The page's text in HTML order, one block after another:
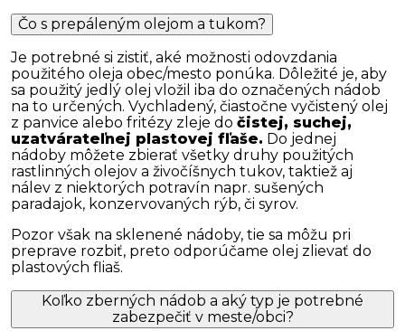
Čo s prepáleným olejom a tukom?
Je potrebné si zistiť, aké možnosti odovzdania
použitého oleja obec/mesto ponúka. Dôležité je, aby
sa použitý jedlý olej vložil iba do označených nádob
na to určených. Vychladený, čiastočne vyčistený olej
z panvice alebo fritézy zleje do čistej, suchej,
uzatvárateľnej plastovej fľaše. Do jednej
nádoby môžete zbierať všetky druhy použitých
rastlinných olejov a živočíšnych tukov, taktiež aj
nálev z niektorých potravín napr. sušených
paradajok, konzervovaných rýb, či syrov.
Pozor však na sklenené nádoby, tie sa môžu pri
preprave rozbiť, preto odporúčame olej zlievať do
plastových fliaš.
Koľko zberných nádob a aký typ je potrebné
zabezpečiť v meste/obci?